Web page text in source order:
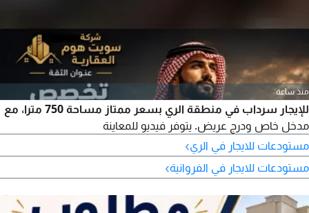
منذ ساعة
للإيجار سرداب في منطقة الري بسعر ممتاز مساحة 750 مترا، مع
مدخل خاص ودرج عريض. يتوفر فيديو للمعاينة
مستودعات للايجار في الري›
مستودعات للايجار في الفروانية›